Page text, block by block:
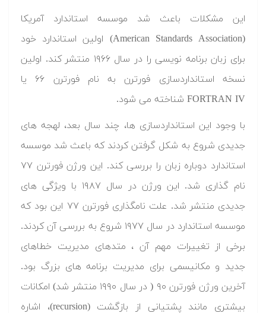
این مشکلات باعث شد موسسه استاندارد آمریکا
(American Standards Association) اولین استاندارد خود
برای زبان برنامه نویسی را در سال ۱۹۶۶ منتشر کند. اولین
نسخه استانداردسازی فورترن به نام فورترن ۶۶ یا
FORTRAN IV شناخته می شود.
با وجود این استانداردسازی ها، چند سال بعد، لهجه های
جدیدی شروع به شکل گرفتن کردند که باعث شد موسسه
استاندارد دوباره زبان را بررسی کند. این ورژن فورترن ۷۷
نام گذاری شد. این ورژن در سال ۱۹۸۷ با ویژگی های
جدیدی منتشر شد. علت نامگذاری فورترن ۷۷ این بود که
موسسه استاندارد در سال ۱۹۷۷ شروع به بررسی آن کردند.
برخی از تغییرات مهم آن ، متدهای مدیریت خطاهای
جدید و مکانیسمی برای مدیریت برنامه های بزرگ بود.
آخرین ورژن فورترن ۹۰ ( در سال ۱۹۹۰ منتشر شد) امکانات
بیشتری مانند پشتیانی از بازگشت (recursion)، اشاره